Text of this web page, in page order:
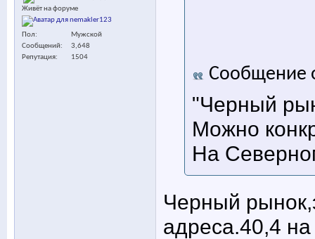
Живёт на форуме
Пол
Мужской
Сообщений
3,648
Репутация
1504
Сообщение
"Черный
Можно
На
Черный
адреса.40,4